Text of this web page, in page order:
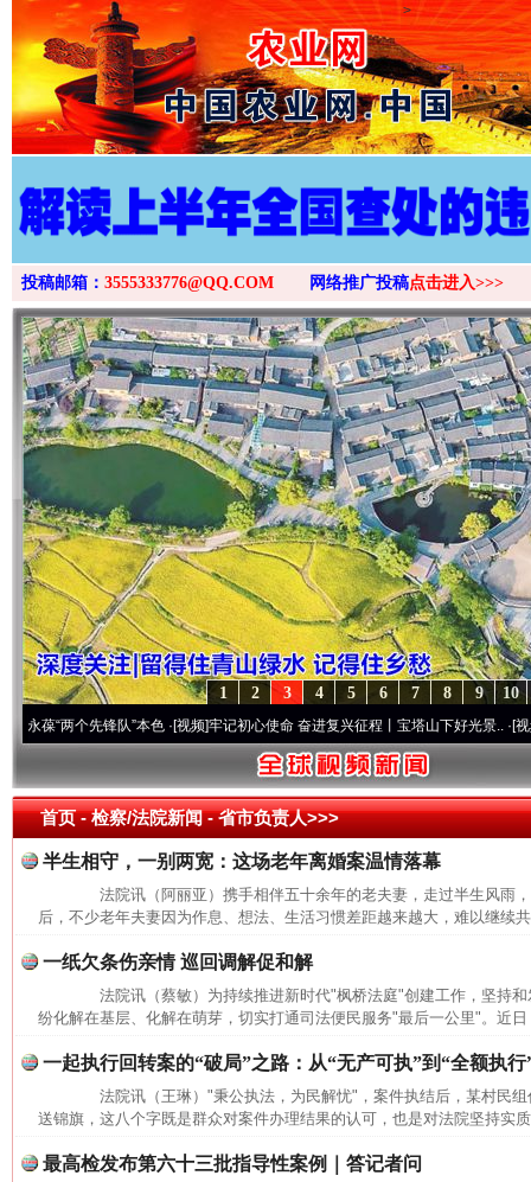
>
投稿邮箱： 3555333776@QQ.COM 网络推广投稿点击进入>>>
10
9
8
7
6
5
4
3
2
1
两个先锋队”本色·[视频]牢记初心使命 奋进复兴征程丨宝塔山下好光景..·[视频]因党
首页- 检察/法院新闻 -省市负责人>>>
半生相守，一别两宽：这场老年离婚案温情落幕
法院讯（阿丽亚）携手相伴五十余年的老夫妻，走过半生风雨
后，不少老年夫妻因为作息、想法、生活习惯差距越来越大，难以继续
一纸欠条伤亲情 巡回调解促和解
法院讯（蔡敏）为持续推进新时代"枫桥法庭"创建工作，坚持和
纷化解在基层、化解在萌芽，切实打通司法便民服务"最后一公里"。近
一起执行回转案的“破局”之路：从“无产可执”到“全额执行
法院讯（王琳）"秉公执法，为民解忧"，案件执结后，某村民组
送锦旗，这八个字既是群众对案件办理结果的认可，也是对法院坚持实
最高检发布第六十三批指导性案例｜答记者问